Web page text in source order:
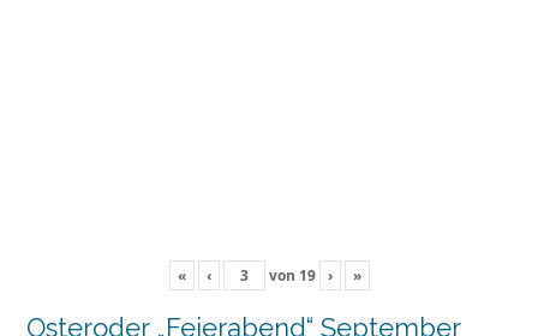
« ‹ von 19 › »
Osteroder „Feierabend“ September